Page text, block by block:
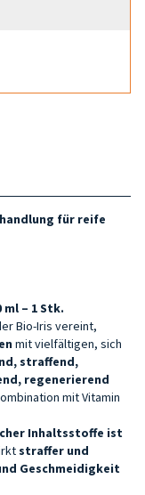
für reife
– 1 Stk.
Bio-Iris vereint,
mit vielfältigen, sich
straffend,
regenerierend
mit Vitamin
Inhaltsstoffe ist
straffer und
Geschmeidigkeit